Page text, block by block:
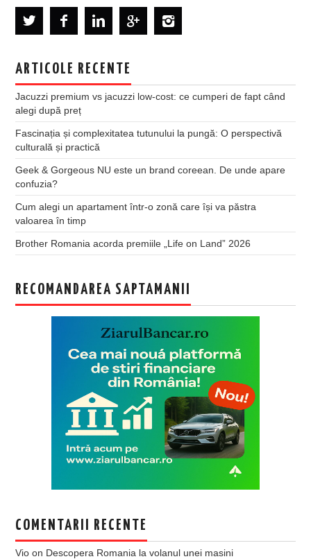
ARTICOLE RECENTE
Jacuzzi premium vs jacuzzi low-cost: ce cumperi de fapt când
alegi după preț
Fascinația și complexitatea tutunului la pungă: O perspectivă
culturală și practică
Geek & Gorgeous NU este un brand coreean. De unde apare
confuzia?
Cum alegi un apartament într-o zonă care își va păstra
valoarea în timp
Brother Romania acorda premiile „Life on Land” 2026
RECOMANDAREA SAPTAMANII
COMENTARII RECENTE
Vio on Descopera Romania la volanul unei masini